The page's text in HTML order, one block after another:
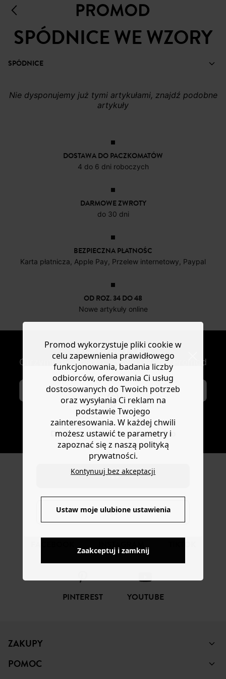
Do you want to be redirected to
www.promod.com ?
YES
NO
SPÓDNICE WE WZORY
SPÓDNICE
Nie dysponujemy już tymi artykułami, znajdź podobne
artykuły
DOSTAWA DO PACZKOMATÓW
4 do 6 dni roboczych
DARMOWE ZWROTY
do 30 dni
BEZPIECZNA PŁATNOŚC
Karta płatnicza, Apple Pay, Przelew internetowy, Paypal
OD ROZ. 34 DO 48
Nowe artykuły online
NEWSLETTER
Otrzymuj nowości modowe i oferty Promod
SUBSKRYBUJ
INSTAGRAM
PINTEREST YOUTUBE
ZAKUPY
POMOC
Promod wykorzystuje pliki cookie w
celu zapewnienia prawidłowego
funkcjonowania, badania liczby
odbiorców, oferowania Ci usług
dostosowanych do Twoich potrzeb
oraz wysyłania Ci reklam na
podstawie Twojego
zainteresowania. W każdej chwili
możesz ustawić te parametry i
zapoznać się z naszą polityką
prywatności.
Kontynuuj bez akceptacji
Ustaw moje ulubione ustawienia
Zaakceptuj i zamknij